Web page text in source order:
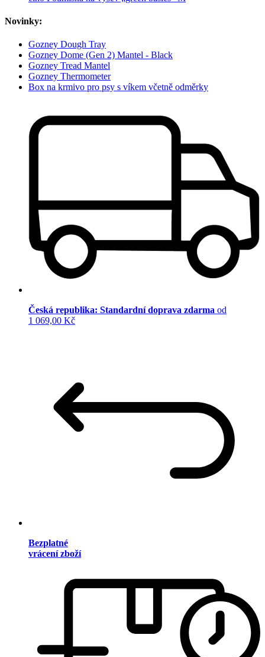
Novinky:
Gozney Dough Tray
Gozney Dome (Gen 2) Mantel - Black
Gozney Tread Mantel
Gozney Thermometer
Box na krmivo pro psy s víkem včetně odměrky
Česká republika: Standardní doprava zdarma od
1 069,00 Kč
Bezplatné
vrácení zboží